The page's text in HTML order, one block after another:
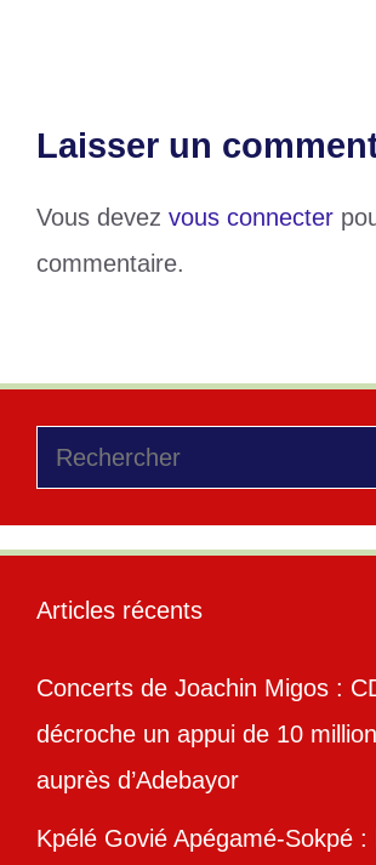
Laisser un
Vous devez vous connecter
commentaire.
Rechercher
Articles récents
Concerts de Joachin Migos :
décroche un appui de 10
auprès d’Adebayor
Kpélé Govié Apégamé-Sokpé :